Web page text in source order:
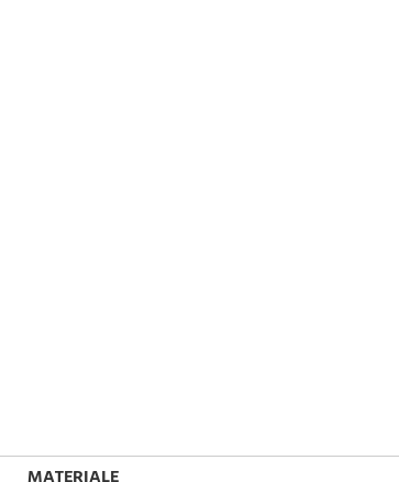
MATERIALE